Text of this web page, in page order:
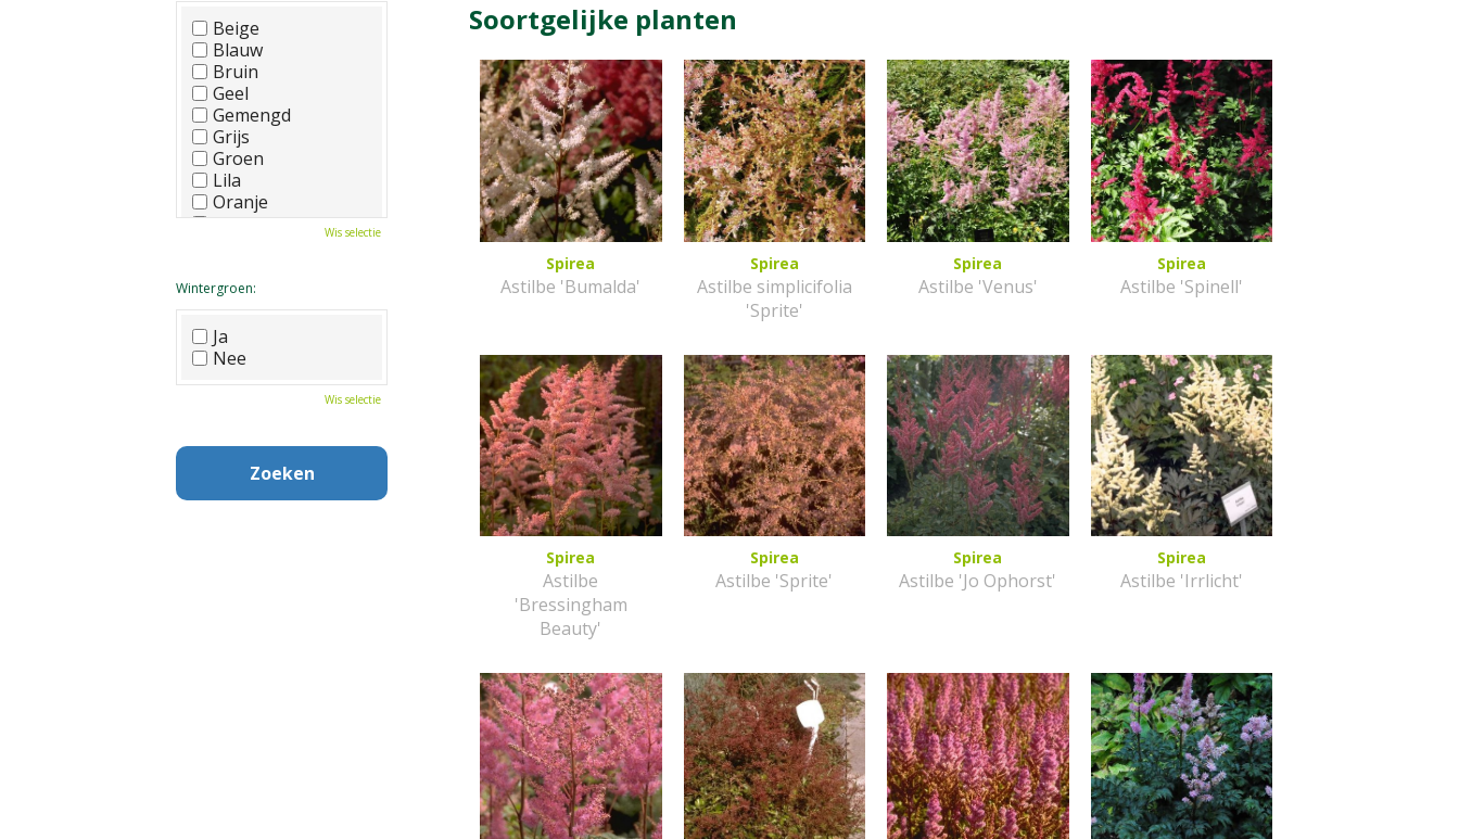
Soortgelijke planten
Spirea
Astilbe 'Bumalda'
Spirea
Astilbe simplicifolia
'Sprite'
Spirea
Astilbe 'Venus'
Spirea
Astilbe 'Spinell'
Spirea
Astilbe
'Bressingham
Beauty'
Spirea
Astilbe 'Sprite'
Spirea
Astilbe 'Jo Ophorst'
Spirea
Astilbe 'Irrlicht'
Beige
Blauw
Bruin
Geel
Gemengd
Grijs
Groen
Lila
Oranje
Paars
Wit
Zwart
Wis selectie
Wintergroen:
Ja
Nee
Wis selectie